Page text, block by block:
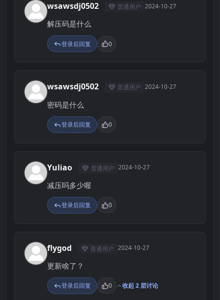
W wsawsdj0502 普通用户 2024-10-27
解压码是什么
登录后回复 0
W wsawsdj0502 普通用户 2024-10-27
密码是什么
登录后回复 0
Y Yuliao 普通用户 2024-10-27
减压吗多少喔
登录后回复 0
F flygod 普通用户 2024-10-27
更新啥了？
登录后回复 0 收起 2 层讨论